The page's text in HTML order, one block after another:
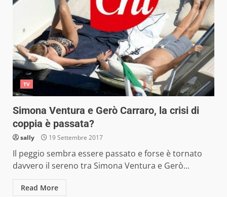
TV
Simona Ventura e Gerò Carraro, la crisi di
coppia è passata?
sally 19 Settembre 2017
Il peggio sembra essere passato e forse è tornato
davvero il sereno tra Simona Ventura e Gerò...
Read More